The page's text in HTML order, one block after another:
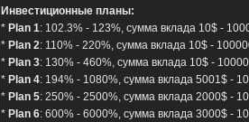
Инвестиционные планы:
* Plan 1: 102.3% - 123%, сумма вклада 10$ -
* Plan 2: 110% - 220%, сумма вклада 10$ -
* Plan 3: 130% - 460%, сумма вклада 10$ -
* Plan 4: 194% - 1080%, сумма вклада 5001$ -
* Plan 5: 250% - 2500%, сумма вклада 2000$ -
* Plan 6: 600% - 6000%, сумма вклада 3000$ -